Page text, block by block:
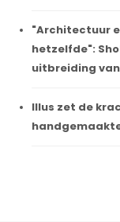
"Architectuur
hetzelfde":
uitbreiding van
Illus zet de